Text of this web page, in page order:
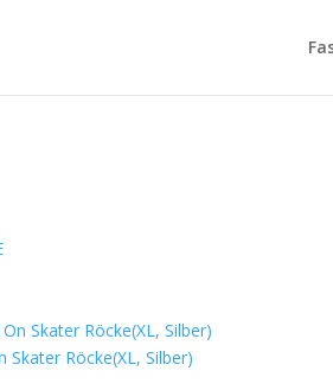
Röcke(XL, Silber)